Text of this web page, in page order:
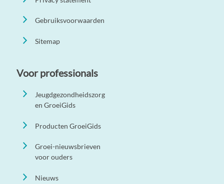
Gebruiksvoorwaarden
Sitemap
Voor professionals
Jeugdgezondheidszorg
en GroeiGids
Producten GroeiGids
Groei-nieuwsbrieven
voor ouders
Nieuws